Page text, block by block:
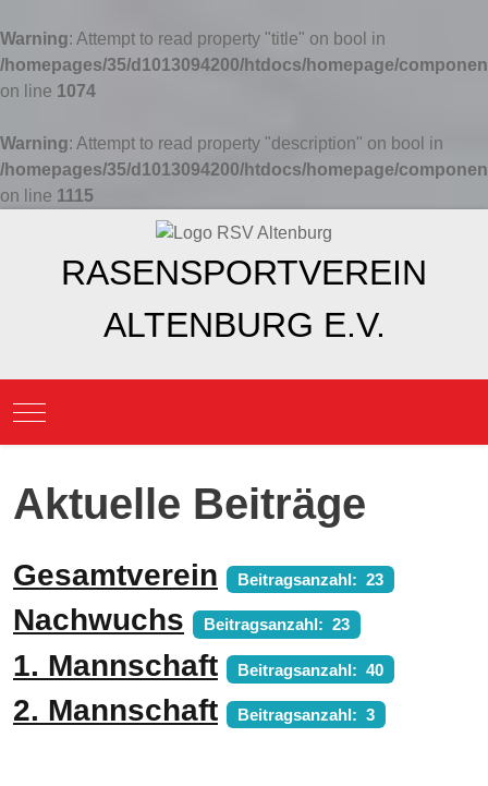
Warning: Attempt to read property "title" on bool in
/homepages/35/d1013094200/htdocs/homepage/
on line 1074
Warning: Attempt to read property "description" on bool in
/homepages/35/d1013094200/htdocs/homepage/
on line 1115
RASENSPORTVEREIN
ALTENBURG E.V.
Mobile Menu Toggle
Aktuelle Beiträge
Gesamtverein Beitragsanzahl: 23
Nachwuchs Beitragsanzahl: 23
1. Mannschaft Beitragsanzahl: 40
2. Mannschaft Beitragsanzahl: 3